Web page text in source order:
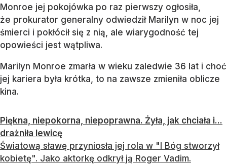
Monroe jej pokojówka po raz pierwszy ogłosiła,
że prokurator generalny odwiedził Marilyn w noc jej
śmierci i pokłócił się z nią, ale wiarygodność tej
opowieści jest wątpliwa.
Marilyn Monroe zmarła w wieku zaledwie 36 lat i choć
jej kariera była krótka, to na zawsze zmieniła oblicze
kina.
Piękna, niepokorna, niepoprawna. Żyła, jak chciała i...
drażniła lewicę
Światową sławę przyniosła jej rola w "I Bóg stworzył
kobietę". Jako aktorkę odkrył ją Roger Vadim.